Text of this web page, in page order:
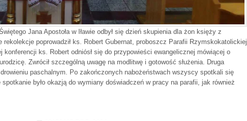
Jana Apostoła w Iławie odbył się dzień skupienia dla żon księży z
rekolekcje poprowadził ks. Robert Gubernat, proboszcz Parafii Rzymskokatolickiej
konferencji ks. Robert odniósł się do przypowieści ewangelicznej mówiącej o
Zwrócił szczególną uwagę na modlitwę i gotowość służenia. Druga
paschalnym. Po zakończonych nabożeństwach wszyscy spotkali się
było okazją do wymiany doświadczeń w pracy na parafii, jak również